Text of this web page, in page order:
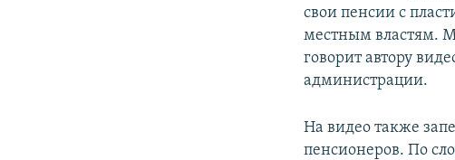
свои пенсии с
местным властям.
говорит автору
администрации.
На видео также
пенсионеров. По